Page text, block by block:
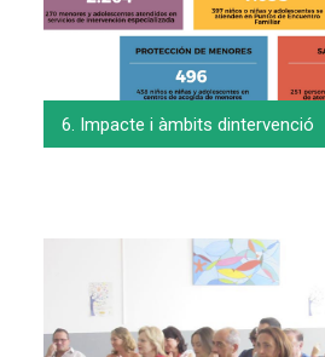
6. Impacte i àmbits dintervenció